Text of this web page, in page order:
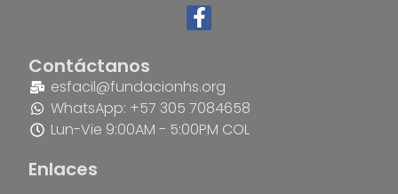
Contáctanos
esfacil@fundacionhs.org
WhatsApp: +57 305 7084658
Lun-Vie 9:00AM - 5:00PM COL
Enlaces